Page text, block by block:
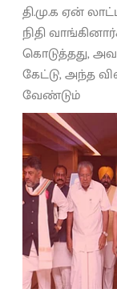
தி.மு.க ஏன்
நிதி
கொடுத்தது,
கேட்டு, அந்த
வேண்டும்